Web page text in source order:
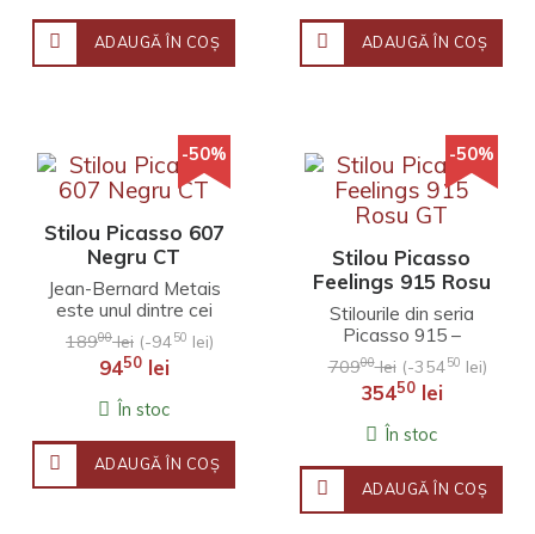
ADAUGĂ ÎN COŞ ADAUGĂ ÎN COŞ
-50%
Stilou Picasso 607
Negru CT
Jean-Bernard Metais
este unul dintre cei
mai importanți
sculptori din Franța.
Opera lui se
concentre..
18900lei (-9450 lei)
9450lei
În stoc
ADAUGĂ ÎN COŞ
-50%
Stilou Picasso
Feelings 915 Rosu
GT
Stilourile din seria
Picasso 915 –
Feelings sunt
inspirate din pictura
„Guernica” al lui
Picasso. Pi..
70900lei (-35450 lei)
35450lei
În stoc
ADAUGĂ ÎN COŞ